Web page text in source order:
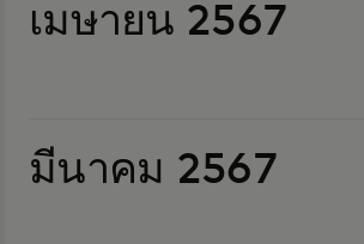
เมษายน 2567
มีนาคม 2567